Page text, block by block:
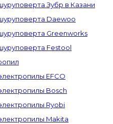
Зубр в Казани
Daewoo
Greenworks
Festool
EFCO
Bosch
Ryobi
Makita